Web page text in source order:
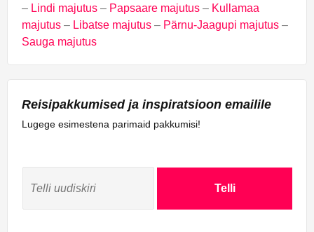
– Lindi majutus – Papsaare majutus – Kullamaa
majutus – Libatse majutus – Pärnu-Jaagupi majutus –
Sauga majutus
Reisipakkumised ja inspiratsioon emailile
Lugege esimestena parimaid pakkumisi!
Telli